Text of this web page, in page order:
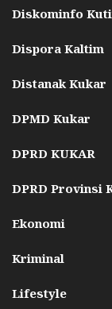
Diskominfo
Dispora Kaltim
Distanak Kukar
DPMD Kukar
DPRD KUKAR
DPRD Provinsi
Ekonomi
Kriminal
Lifestyle